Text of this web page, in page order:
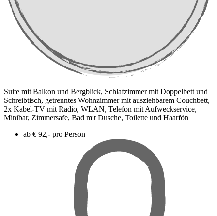
Suite mit Balkon und Bergblick, Schlafzimmer mit Doppelbett und
Schreibtisch, getrenntes Wohnzimmer mit ausziehbarem Couchbett,
2x Kabel-TV mit Radio, WLAN, Telefon mit Aufweckservice,
Minibar, Zimmersafe, Bad mit Dusche, Toilette und Haarfön
ab € 92,- pro Person